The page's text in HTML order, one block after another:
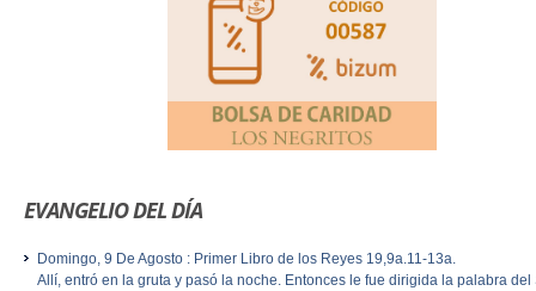
EVANGELIO DEL DÍA
Domingo, 9 De Agosto : Primer Libro de los Reyes 19,9a.11-13a.
Allí, entró en la gruta y pasó la noche. Entonces le fue dirigida la palabra